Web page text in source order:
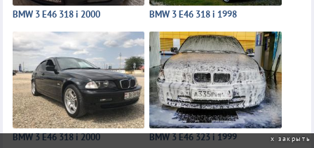
BMW 3 E46 318 i 2000 BMW 3 E46 318 i 1998
BMW 3 E46 318 i 2000 BMW 3 E46 323 i 1999 закрыть